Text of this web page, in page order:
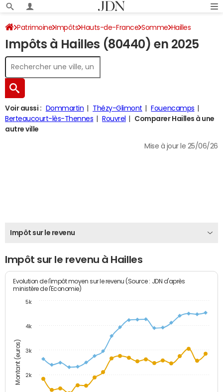
Patrimoine Impôts Hauts-de-France Somme Hailles
Impôt sur le revenu
Impôts à Hailles (80440) en 2025
Voir aussi : Dommartin Thézy-Glimont
Fouencamps
Berteaucourt-lès-Thennes
Rouvrel
Comparer Hailles à une
autre ville
Mise à jour le 25/06/26
Impôt sur le revenu
Impôt sur le revenu à Hailles
Montant (euros)
Evolution de l'impôt moyen sur le revenu (Source : JDN d'après
ministère de l'Economie)
2k
3k
4k
5k